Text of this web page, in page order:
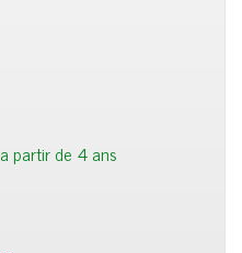
partir de 4 ans